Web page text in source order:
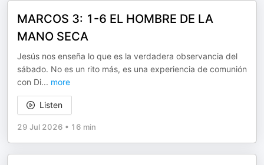
MARCOS 3: 1-6 EL HOMBRE DE LA
MANO SECA
Jesús nos enseña lo que es la verdadera observancia del
sábado. No es un rito más, es una experiencia de comunión
con Di... more
Listen
29 Jul 2026 • 16 min